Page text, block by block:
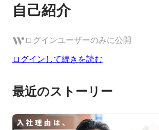
自己紹介
ログインユーザーのみに公開
ログインして続きを読む
最近のストーリー